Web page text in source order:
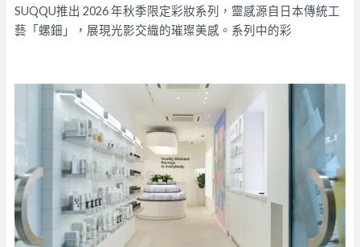
SUQQU推出 2026 年秋季限定彩妝系列，靈感源自日本傳統工
藝「螺鈿」，展現光影交織的璀璨美感。系列中的彩